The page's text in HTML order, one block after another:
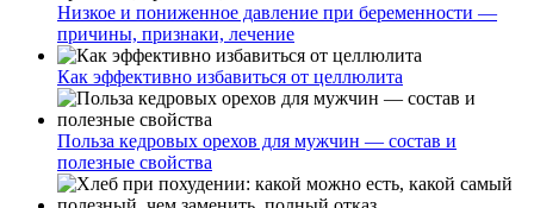
Низкое и пониженное давление при беременности —
причины, признаки, лечение
Как эффективно избавиться от целлюлита
Польза кедровых орехов для мужчин — состав и
полезные свойства